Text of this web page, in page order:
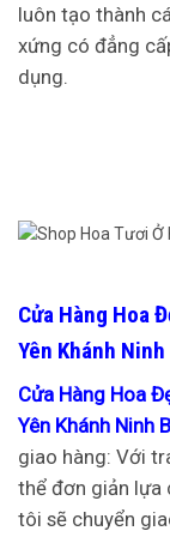
luôn tạo thành
xứng có đẳng
dụng.
Cửa Hàng Hoa
Yên Khánh
Cửa Hàng Hoa
Yên Khánh Ninh
giao hàng: Với
thể đơn giản lựa
tôi sẽ chuyển